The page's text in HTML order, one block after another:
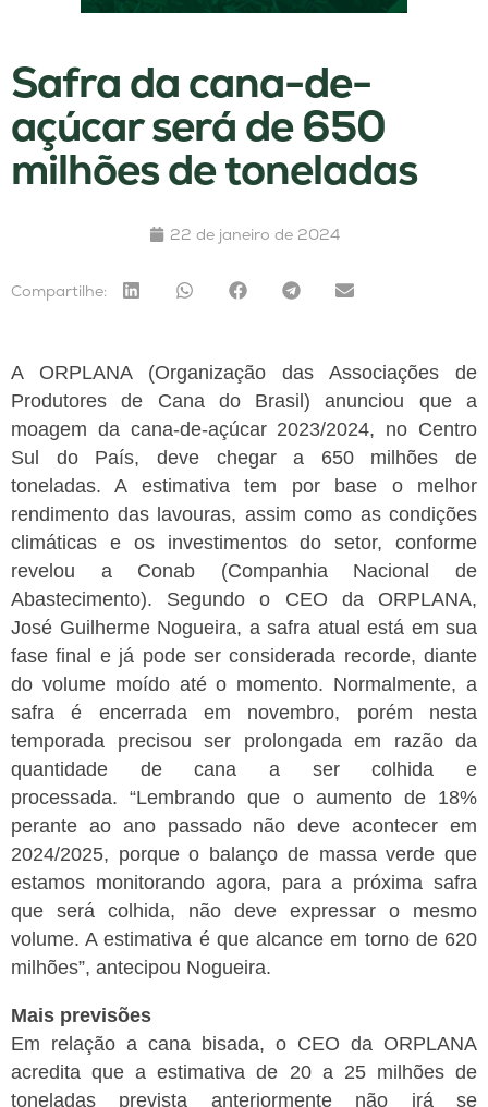
Safra da cana-de-
açúcar será de 650
milhões de toneladas
22 de janeiro de 2024
Compartilhe:
A ORPLANA (Organização das Associações de
Produtores de Cana do Brasil) anunciou que a
moagem da cana-de-açúcar 2023/2024, no Centro
Sul do País, deve chegar a 650 milhões de
toneladas. A estimativa tem por base o melhor
rendimento das lavouras, assim como as condições
climáticas e os investimentos do setor, conforme
revelou a Conab (Companhia Nacional de
Abastecimento). Segundo o CEO da ORPLANA,
José Guilherme Nogueira, a safra atual está em sua
fase final e já pode ser considerada recorde, diante
do volume moído até o momento. Normalmente, a
safra é encerrada em novembro, porém nesta
temporada precisou ser prolongada em razão da
quantidade de cana a ser colhida e
processada.“Lembrando que o aumento de 18%
perante ao ano passado não deve acontecer em
2024/2025, porque o balanço de massa verde que
estamos monitorando agora, para a próxima safra
que será colhida, não deve expressar o mesmo
volume. A estimativa é que alcance em torno de 620
milhões”, antecipou Nogueira.
Mais previsões
Em relação a cana bisada, o CEO da ORPLANA
acredita que a estimativa de 20 a 25 milhões de
toneladas prevista anteriormente não irá se